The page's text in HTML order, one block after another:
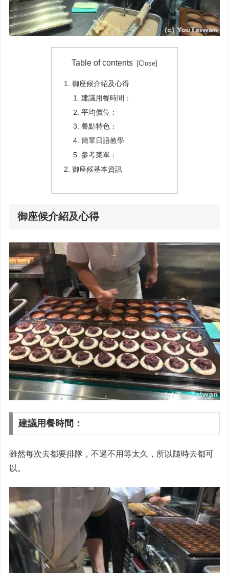
Table of contents
御座候介紹及心得
建議用餐時間：
平均價位：
餐點特色：
簡單日語教學
參考菜單：
御座候基本資訊
御座候介紹及心得
建議用餐時間：
雖然每次去都要排隊，不過不用等太久，所以隨時去都可
以。